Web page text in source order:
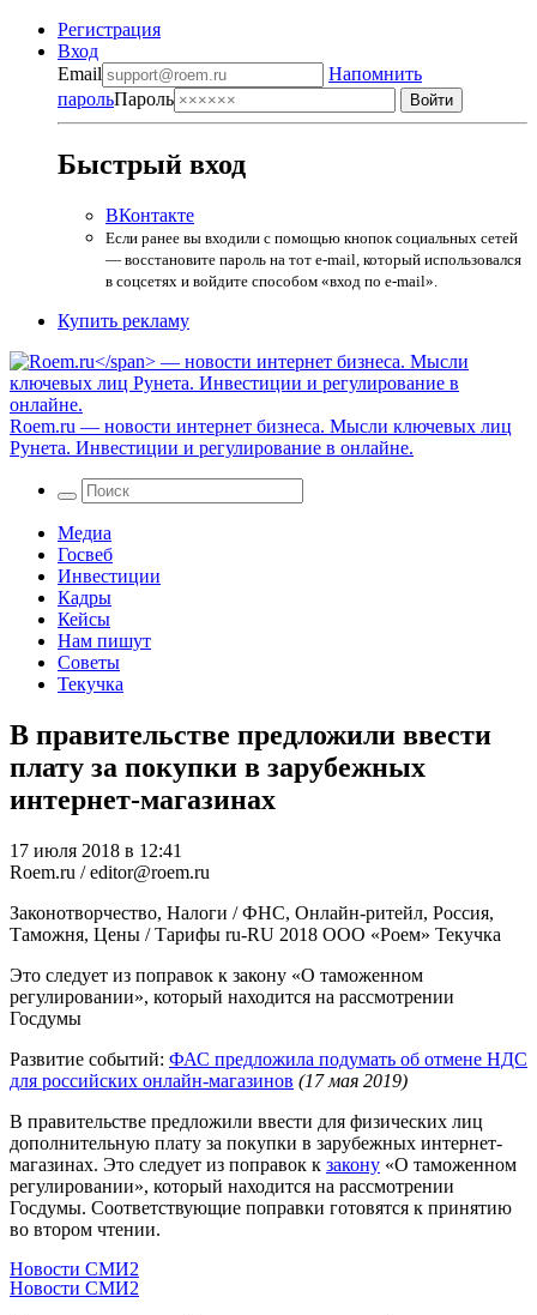
Регистрация
Вход
Email
Напомнить
парольПароль
Быстрый вход
ВКонтакте
Если ранее вы входили с помощью кнопок социальных сетей
— восстановите пароль на тот e-mail, который использовался
в соцсетях и войдите способом «вход по e-mail».
Купить рекламу
Roem.ru — новости интернет бизнеса. Мысли ключевых лиц
Рунета. Инвестиции и регулирование в онлайне.
Медиа
Госвеб
Инвестиции
Кадры
Кейсы
Нам пишут
Советы
Текучка
В правительстве предложили ввести
плату за покупки в зарубежных
интернет-магазинах
17 июля 2018 в 12:41
Roem.ru / editor@roem.ru
Законотворчество, Налоги / ФНС, Онлайн-ритейл, Россия,
Таможня, Цены / Тарифы ru-RU 2018 ООО «Роем» Текучка
Это следует из поправок к закону «О таможенном
регулировании», который находится на рассмотрении
Госдумы
Развитие событий: ФАС предложила подумать об отмене НДС
для российских онлайн-магазинов (17 мая 2019)
В правительстве предложили ввести для физических лиц
дополнительную плату за покупки в зарубежных интернет-
магазинах. Это следует из поправок к закону «О таможенном
регулировании», который находится на рассмотрении
Госдумы. Соответствующие поправки готовятся к принятию
во втором чтении.
Новости СМИ2
Новости СМИ2